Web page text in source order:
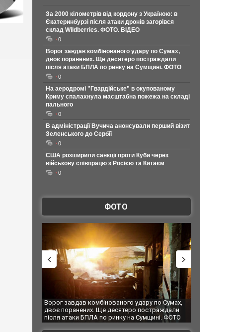
За 2000 кілометрів від кордону з Україною: в
Єкатеринбурзі після атаки дронів загорівся
склад Wildberries. ФОТО. ВІДЕО
0
Ворог завдав комбінованого удару по Сумах,
двоє поранених. Ще десятеро постраждали
після атаки БПЛА по ринку на Сумщині. ФОТО
0
На аеродромі "Гвардійське" в окупованому
Криму спалахнула масштабна пожежа на складі
пального
0
В адміністрації Вучича анонсували перший візит
Зеленського до Сербії
0
США розширили санкції проти Куби через
військову співпрацю з Росією та Китаєм
0
ФОТО
Ворог завдав комбінованого удару по Сумах,
двоє поранених. Ще десятеро постраждали
після атаки БПЛА по ринку на Сумщині. ФОТО
За 2000 кілометрів від
Єкатеринбурзі після атаки
склад Wildberries. ФОТО.